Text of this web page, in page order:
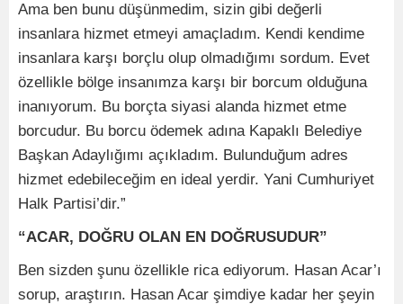
Ama ben bunu düşünmedim, sizin gibi değerli
insanlara hizmet etmeyi amaçladım. Kendi kendime
insanlara karşı borçlu olup olmadığımı sordum. Evet
özellikle bölge insanımza karşı bir borcum olduğuna
inanıyorum. Bu borçta siyasi alanda hizmet etme
borcudur. Bu borcu ödemek adına Kapaklı Belediye
Başkan Adaylığımı açıkladım. Bulunduğum adres
hizmet edebileceğim en ideal yerdir. Yani Cumhuriyet
Halk Partisi’dir.”
“ACAR, DOĞRU OLAN EN DOĞRUSUDUR”
Ben sizden şunu özellikle rica ediyorum. Hasan Acar’ı
sorup, araştırın. Hasan Acar şimdiye kadar her şeyin